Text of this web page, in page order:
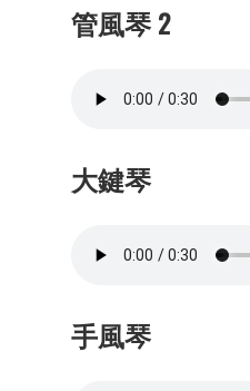
管風琴 2
大鍵琴
手風琴